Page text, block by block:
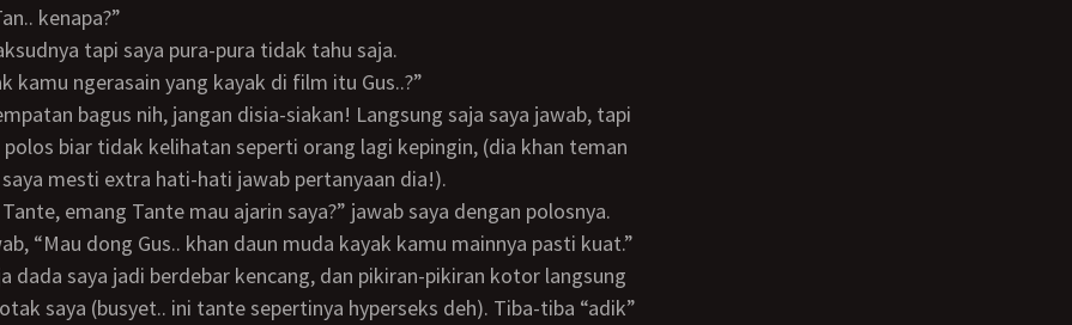
kenapa?”
tapi saya pura-pura tidak tahu saja.
kamu ngerasain yang kayak di film itu Gus..?”
polos biar tidak kelihatan seperti orang lagi kepingin, (dia khan teman
saya mesti extra hati-hati jawab pertanyaan dia!).
Tante, emang Tante mau ajarin saya?” jawab saya dengan polosnya.
“Mau dong Gus.. khan daun muda kayak kamu mainnya pasti kuat.”
saya (busyet.. ini tante sepertinya hyperseks deh). Tiba-tiba “adik”